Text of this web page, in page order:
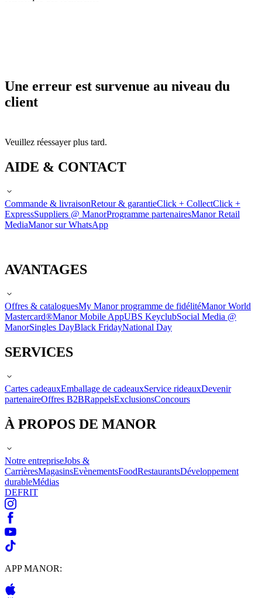
Une erreur est survenue au niveau du
client
Veuillez réessayer plus tard.
AIDE & CONTACT
Commande & livraisonRetour & garantieClick + CollectClick +
ExpressSuppliers @ ManorProgramme partenairesManor Retail
MediaManor sur WhatsApp
AVANTAGES
Offres & cataloguesMy Manor programme de fidélitéManor World
Mastercard®Manor Mobile AppUBS KeyclubSocial Media @
ManorSingles DayBlack FridayNational Day
SERVICES
Cartes cadeauxEmballage de cadeauxService rideauxDevenir
partenaireOffres B2BRappelsExclusionsConcours
À PROPOS DE MANOR
Notre entrepriseJobs &
CarrièresMagasinsEvènementsFoodRestaurantsDéveloppement
durableMédias
DEFRIT
APP MANOR: